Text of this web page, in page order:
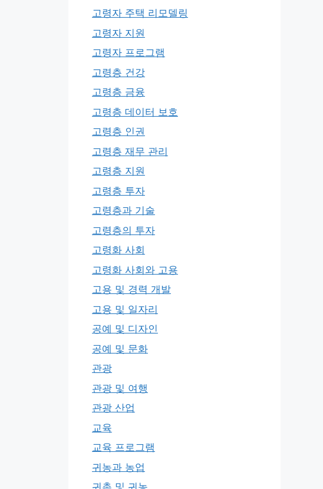
고령자 주택 리모델링
고령자 지원
고령자 프로그램
고령층 건강
고령층 금융
고령층 데이터 보호
고령층 인권
고령층 재무 관리
고령층 지원
고령층 투자
고령층과 기술
고령층의 투자
고령화 사회
고령화 사회와 고용
고용 및 경력 개발
고용 및 일자리
공예 및 디자인
공예 및 문화
관광
관광 및 여행
관광 산업
교육
교육 프로그램
귀농과 농업
귀촌 및 귀농